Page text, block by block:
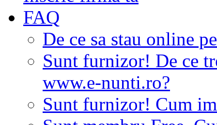
FAQ
De ce sa stau online
Sunt furnizor! De ce
www.e-nunti.ro?
Sunt furnizor! Cum